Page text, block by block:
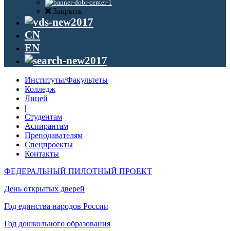
Закрыть
CN
EN
Институты/Факультеты
Колледж
Лицей
|
Студентам
Аспирантам
Преподавателям
Спецпроекты
Контакты
ФЕДЕРАЛЬНЫЙ ПИЛОТНЫЙ ПРОЕКТ
День открытых дверей
Год единства народов России
Год дошкольного образования